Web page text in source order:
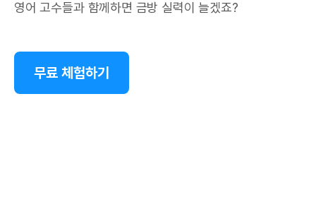
영어 고수들과 함께하면 금방 실력이 늘겠죠?
무료 체험하기